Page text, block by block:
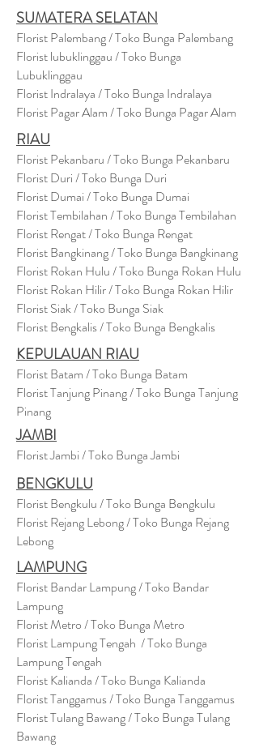
SUMATERA SELATAN
Florist Palembang / Toko Bunga Palembang
Florist lubuklinggau / Toko Bunga
Lubuklinggau
Florist Indralaya / Toko Bunga Indralaya
Florist Pagar Alam / Toko Bunga Pagar Alam
RIAU
Florist Pekanbaru / Toko Bunga Pekanbaru
Florist Duri / Toko Bunga Duri
Florist Dumai / Toko Bunga Dumai
Florist Tembilahan / Toko Bunga Tembilahan
Florist Rengat / Toko Bunga Rengat
Florist Bangkinang / Toko Bunga Bangkinang
Florist Rokan Hulu / Toko Bunga Rokan Hulu
Florist Rokan Hilir / Toko Bunga Rokan Hilir
Florist Siak / Toko Bunga Siak
Florist Bengkalis / Toko Bunga Bengkalis
KEPULAUAN RIAU
Florist Batam / Toko Bunga Batam
Florist Tanjung Pinang / Toko Bunga Tanjung
Pinang
JAMBI
Florist Jambi / Toko Bunga Jambi
BENGKULU
Florist Bengkulu / Toko Bunga Bengkulu
Florist Rejang Lebong / Toko Bunga Rejang
Lebong
LAMPUNG
Florist Bandar Lampung / Toko Bandar
Lampung
Florist Metro / Toko Bunga Metro
Florist Lampung Tengah / Toko Bunga
Lampung Tengah
Florist Kalianda / Toko Bunga Kalianda
Florist Tanggamus / Toko Bunga Tanggamus
Florist Tulang Bawang / Toko Bunga Tulang
Bawang